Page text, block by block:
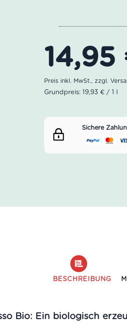
14,95
Grundpreis: 19,93 € / 1 l
Sichere
BESCHREIBUNG
Bio: Ein biologisch